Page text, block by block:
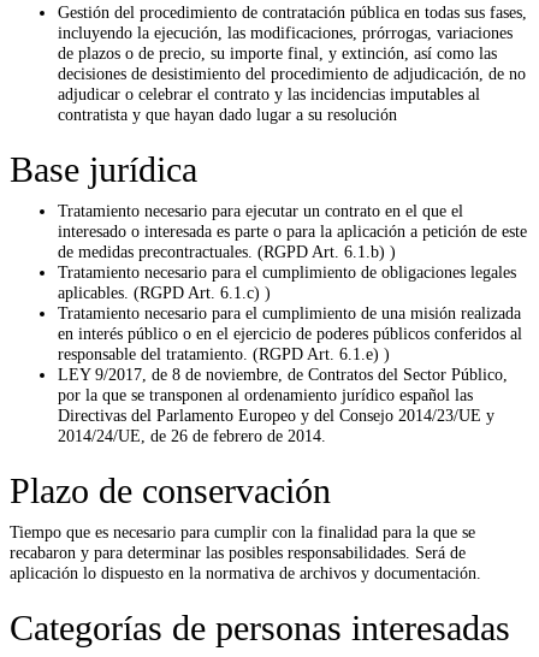
Gestión del procedimiento de contratación pública en todas sus fases,
incluyendo la ejecución, las modificaciones, prórrogas, variaciones
de plazos o de precio, su importe final, y extinción, así como las
decisiones de desistimiento del procedimiento de adjudicación, de no
adjudicar o celebrar el contrato y las incidencias imputables al
contratista y que hayan dado lugar a su resolución
Base jurídica
Tratamiento necesario para ejecutar un contrato en el que el
interesado o interesada es parte o para la aplicación a petición de este
de medidas precontractuales. (RGPD Art. 6.1.b) )
Tratamiento necesario para el cumplimiento de obligaciones legales
aplicables. (RGPD Art. 6.1.c) )
Tratamiento necesario para el cumplimiento de una misión realizada
en interés público o en el ejercicio de poderes públicos conferidos al
responsable del tratamiento. (RGPD Art. 6.1.e) )
LEY 9/2017, de 8 de noviembre, de Contratos del Sector Público,
por la que se transponen al ordenamiento jurídico español las
Directivas del Parlamento Europeo y del Consejo 2014/23/UE y
2014/24/UE, de 26 de febrero de 2014.
Plazo de conservación
Tiempo que es necesario para cumplir con la finalidad para la que se
recabaron y para determinar las posibles responsabilidades. Será de
aplicación lo dispuesto en la normativa de archivos y documentación.
Categorías de personas interesadas